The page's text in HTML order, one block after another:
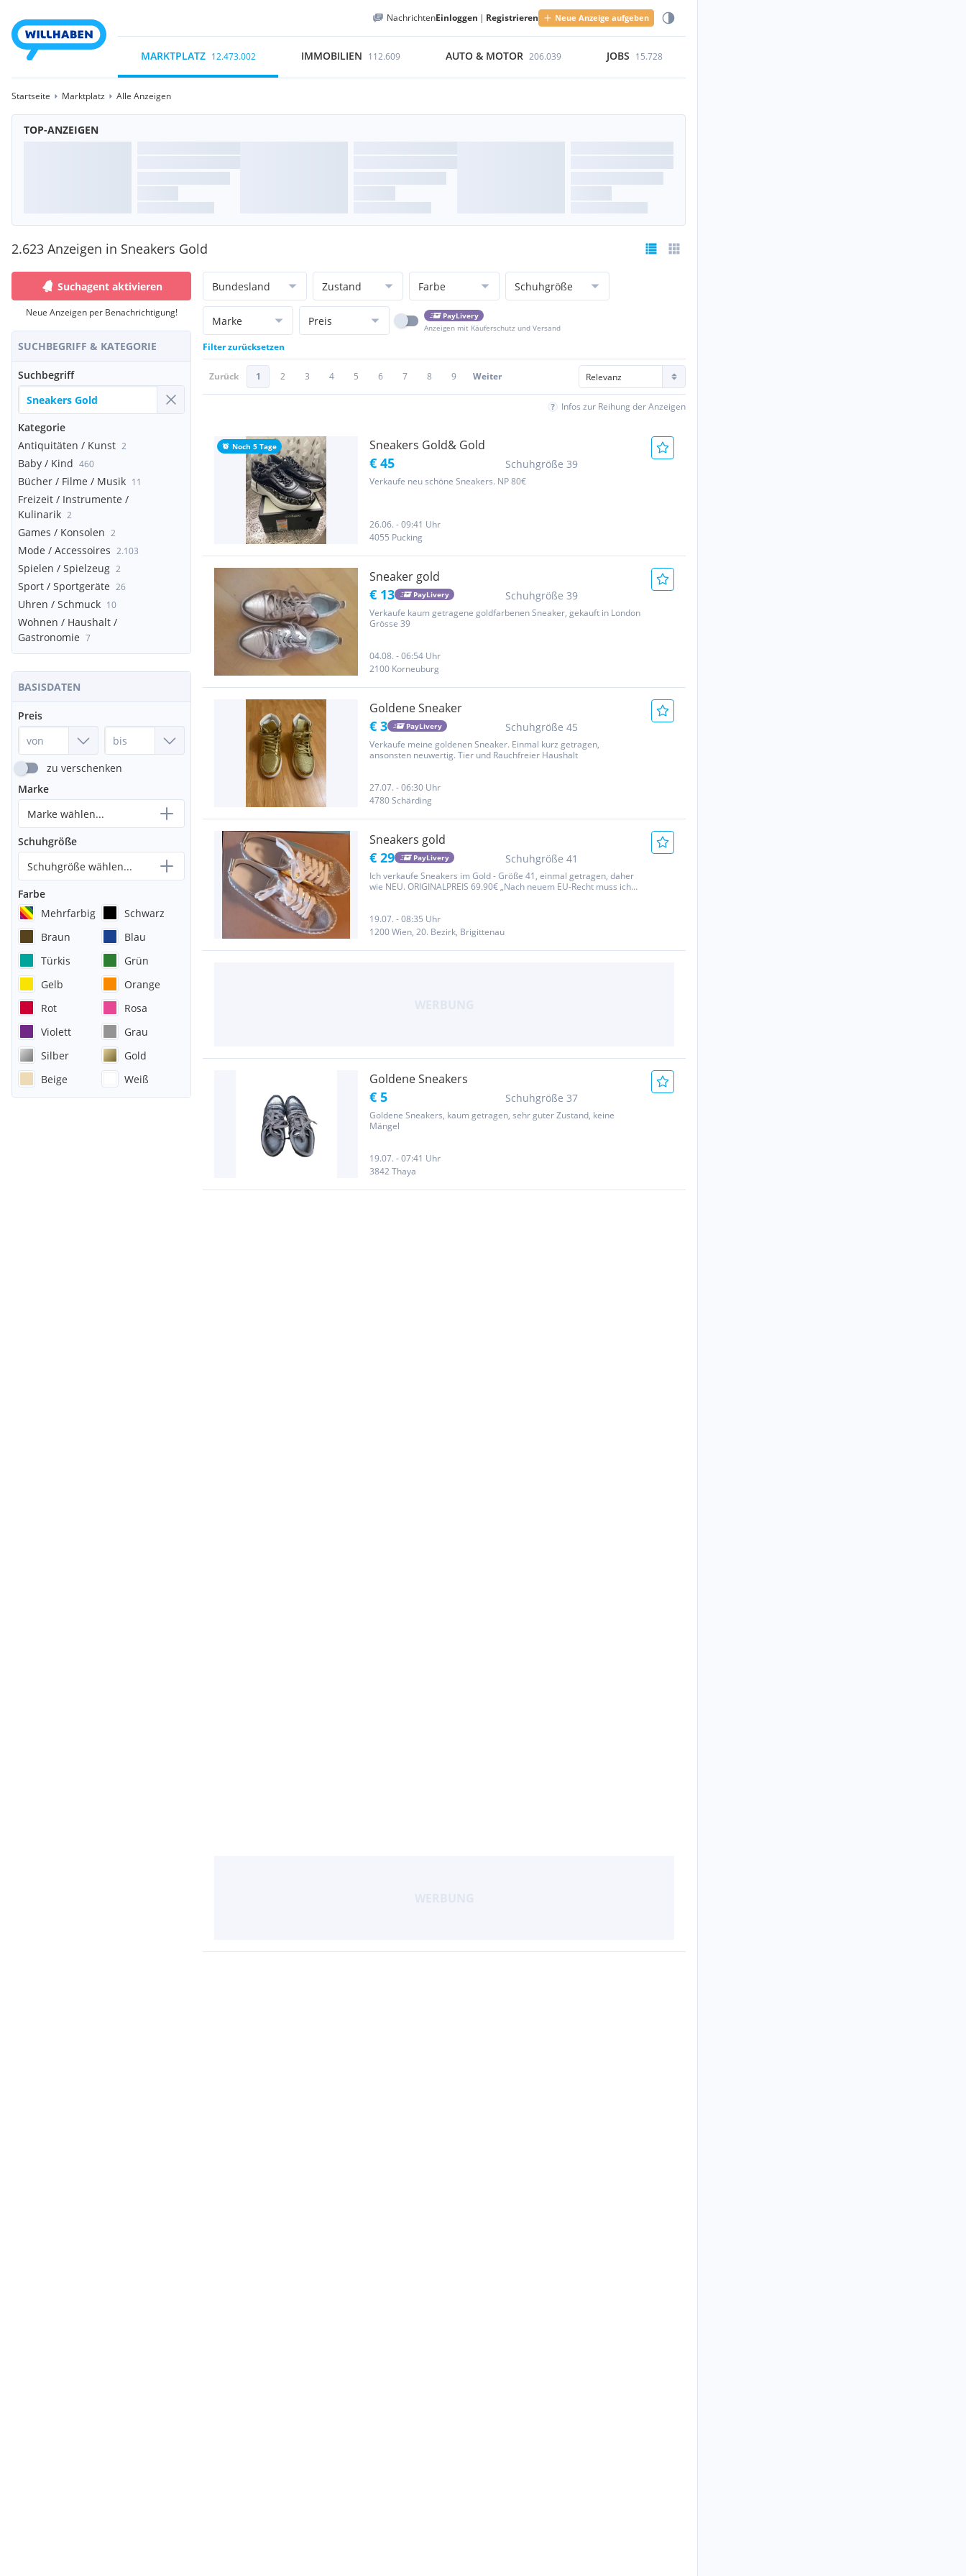
NachrichtenEinloggen | Registrieren Neue Anzeige aufgeben
MARKTPLATZ 12.473.002 IMMOBILIEN 112.609 AUTO & MOTOR 206.039 JOBS 15.728
Startseite Marktplatz Alle Anzeigen
TOP-ANZEIGEN
2.623 Anzeigen in Sneakers Gold
Suchagent aktivieren
Neue Anzeigen per Benachrichtigung!
SUCHBEGRIFF & KATEGORIE
Suchbegriff
Kategorie
Antiquitäten / Kunst 2
Baby / Kind 460
Bücher / Filme / Musik 11
Freizeit / Instrumente /
Kulinarik 2
Games / Konsolen 2
Mode / Accessoires 2.103
Spielen / Spielzeug 2
Sport / Sportgeräte 26
Uhren / Schmuck 10
Wohnen / Haushalt /
Gastronomie 7
BASISDATEN
Preis
zu verschenken
Marke
Marke wählen...
Schuhgröße
Schuhgröße wählen...
Farbe
Mehrfarbig
Schwarz
Braun
Blau
Türkis
Grün
Gelb
Orange
Rot
Rosa
Violett
Grau
Silber
Gold
Beige
Weiß
Bundesland Zustand Farbe Schuhgröße
Marke Preis
PayLivery
Anzeigen mit Käuferschutz und Versand
Filter zurücksetzen
Zurück 1 2 3 4 5 6 7 8 9 Weiter
Infos zur Reihung der Anzeigen
Noch 5 Tage Sneakers Gold& Gold
€ 45 Schuhgröße 39
Verkaufe neu schöne Sneakers. NP 80€
26.06. - 09:41 Uhr
4055 Pucking
Sneaker gold
€ 13 PayLivery Schuhgröße 39
Verkaufe kaum getragene goldfarbenen Sneaker, gekauft in London
Grösse 39
04.08. - 06:54 Uhr
2100 Korneuburg
Goldene Sneaker
€ 3 PayLivery Schuhgröße 45
Verkaufe meine goldenen Sneaker. Einmal kurz getragen,
ansonsten neuwertig. Tier und Rauchfreier Haushalt
27.07. - 06:30 Uhr
4780 Schärding
Sneakers gold
€ 29 PayLivery Schuhgröße 41
Ich verkaufe Sneakers im Gold - Größe 41, einmal getragen, daher
wie NEU. ORIGINALPREIS 69.90€ „Nach neuem EU-Recht muss ich
19.07. - 08:35 Uhr
1200 Wien, 20. Bezirk, Brigittenau
Goldene Sneakers
€ 5 Schuhgröße 37
Goldene Sneakers, kaum getragen, sehr guter Zustand, keine
Mängel
19.07. - 07:41 Uhr
3842 Thaya